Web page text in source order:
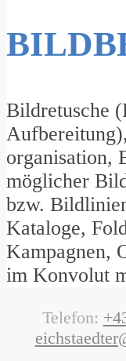
Bildretusche
organisation,
möglicher
bzw.
Kataloge,
Kampagnen,
im Konvolut
Telefon: